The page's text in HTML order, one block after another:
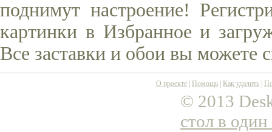
поднимут настроение!
картинки в Избранное и
Все заставки и обои вы можете
О проекте Помощь Как удалить
© 2013
стол в